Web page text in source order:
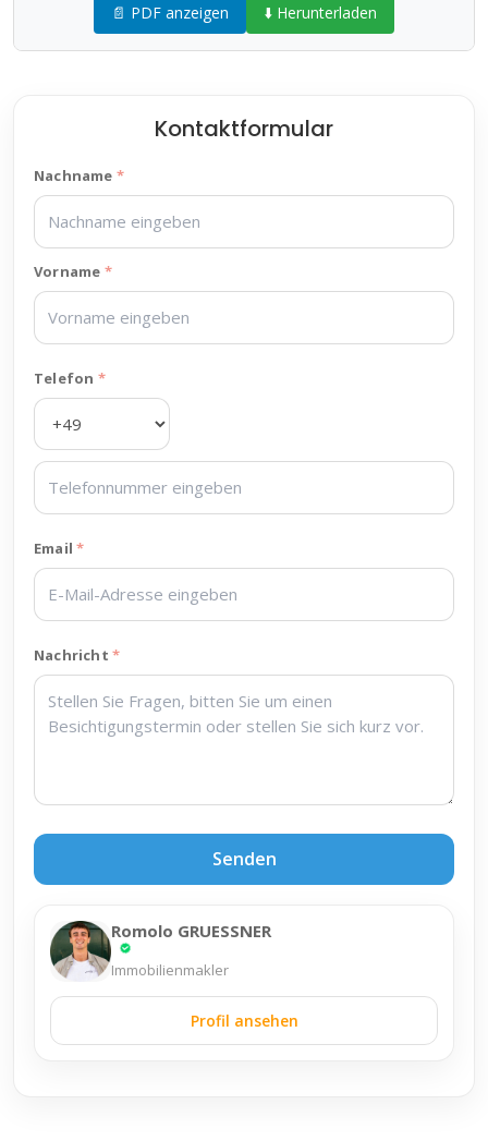
📄 PDF anzeigen
⬇️ Herunterladen
Kontaktformular
Nachname
Vorname
Telefon
Email
Nachricht
Senden
Romolo GRUESSNER
Immobilienmakler
Profil ansehen